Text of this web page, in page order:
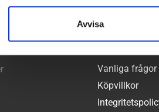
Avvisa
Vanliga frågor
Köpvillkor